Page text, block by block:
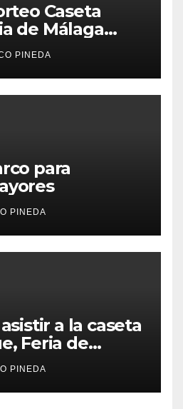
Caseta
de Málaga
PINEDA
para
PINEDA
a la caseta
Feria de
PINEDA